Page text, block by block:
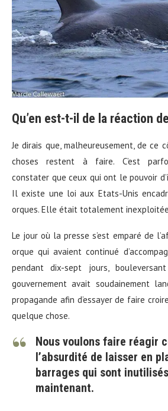
Qu’en est-t-il de la réaction
Je dirais que, malheureusement, de ce
choses restent à faire. C’est
constater que ceux qui ont le pouvoir
Il existe une loi aux Etats-Unis
orques. Elle était totalement
Le jour où la presse s’est emparé de
orque qui avaient continué
pendant dix-sept jours,
gouvernement avait soudainement
propagande afin d’essayer de faire
quelque chose.
Nous voulons faire réagir
l’absurdité de laisser en
barrages qui sont
maintenant.